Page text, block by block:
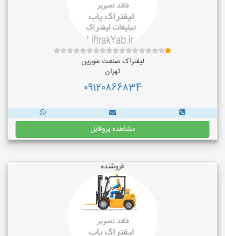
لیفتراک صنعت سورین
تهران
09120866834
مشاهده پروفایل
فروشنده